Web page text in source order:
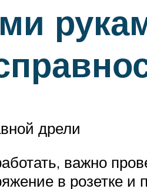
дрели
важно
в розетке и